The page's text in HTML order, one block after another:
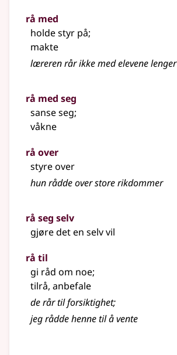
rå med
holde styr på;
makte
læreren rår ikke med elevene lenger
rå med seg
sanse seg;
våkne
rå over
styre over
hun rådde over store rikdommer
rå seg selv
gjøre det en selv vil
rå til
gi råd om noe;
tilrå, anbefale
de rår til forsiktighet;
jeg rådde henne til å vente